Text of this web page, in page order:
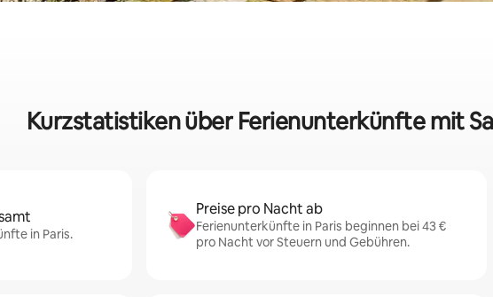
Kurzstatistiken über Ferienunterkünfte mit
in Paris.
Preise pro Nacht ab
Ferienunterkünfte in Paris beginnen bei 43 €
pro Nacht vor Steuern und Gebühren.